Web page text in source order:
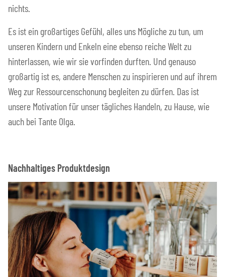
nichts.
Es ist ein großartiges Gefühl, alles uns Mögliche zu tun, um
unseren Kindern und Enkeln eine ebenso reiche Welt zu
hinterlassen, wie wir sie vorfinden durften. Und genauso
großartig ist es, andere Menschen zu inspirieren und auf ihrem
Weg zur Ressourcenschonung begleiten zu dürfen. Das ist
unsere Motivation für unser tägliches Handeln, zu Hause, wie
auch bei Tante Olga.
Nachhaltiges Produktdesign